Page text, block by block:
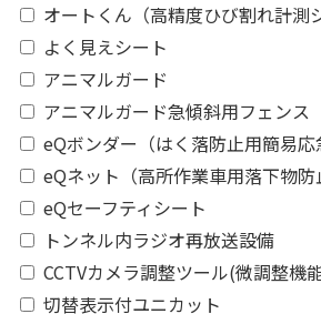
オートくん（高精度ひび割れ計測
よく見えシート
アニマルガード
アニマルガード急傾斜用フェンス
eQボンダー（はく落防止用簡易応
eQネット（高所作業車用落下物防
eQセーフティシート
トンネル内ラジオ再放送設備
CCTVカメラ調整ツール(微調整機
切替表示付ユニカット